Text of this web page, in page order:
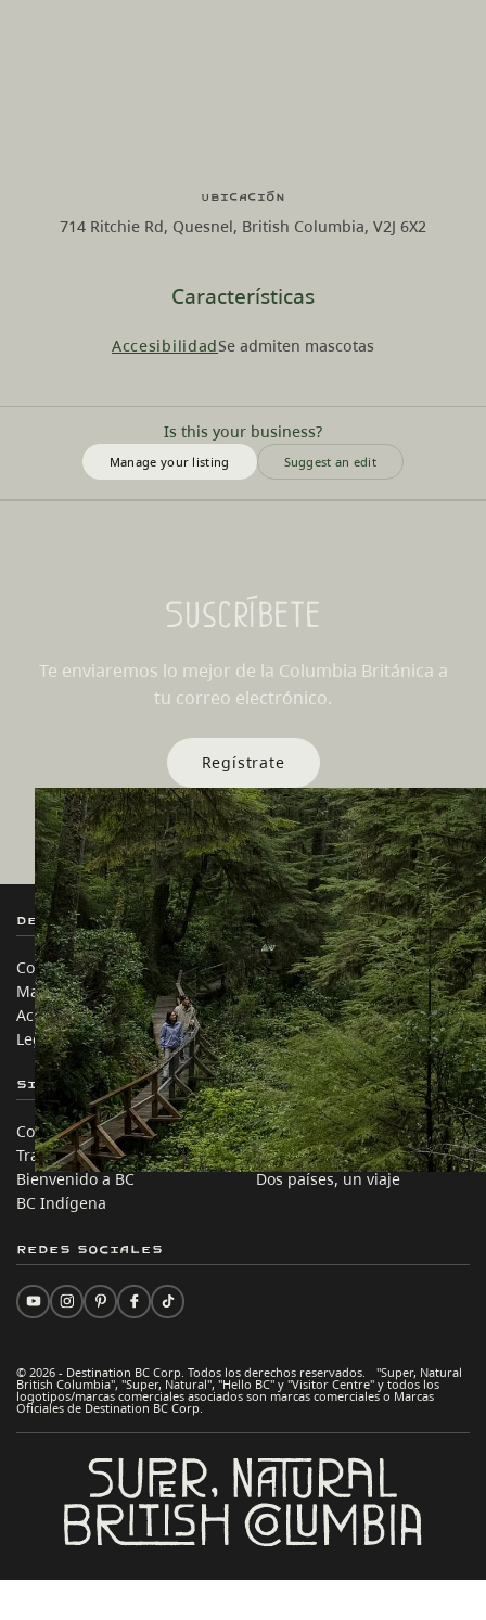
Características
AccesibilidadSe admiten mascotas
Is this your business?
Manage your listing Suggest an edit
Ubicación
714 Ritchie Rd, Quesnel, British Columbia, V2J 6X2
Suscríbete
Te enviaremos lo mejor de la Columbia Británica a
tu correo electrónico.
Regístrate
Destination BC
Contáctanos
Mapa del sitio
Acerca de
Legal y Políticas
Nuestros Sitios
Industria de Viajes
Medios
Corporativo
简体中文 – China
Sitios de Socios
Comercio e Inversión BC
Trabaja en BC
Bienvenido a BC
BC Indígena
En este sitio
Ideas de viaje
Consejos Prácticos
Dos países, un viaje
© 2026 - Destination BC Corp. Todos los derechos reservados. "Super, Natural
British Columbia", "Super, Natural", "Hello BC" y "Visitor Centre" y todos los
logotipos/marcas comerciales asociados son marcas comerciales o Marcas
Oficiales de Destination BC Corp.
Redes sociales